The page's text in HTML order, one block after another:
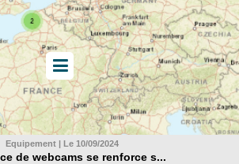
Equipement | Le 10/09/2024
de webcams se renforce s...